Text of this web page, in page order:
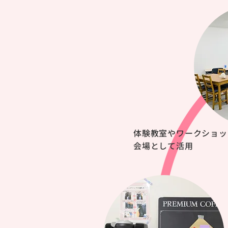
体験教室やワークショ
会場として活用